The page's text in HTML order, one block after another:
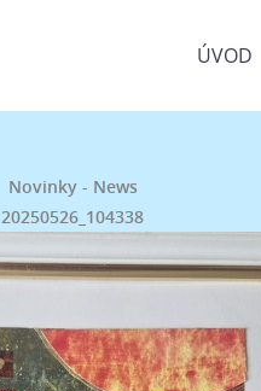
ÚVOD
Novinky - News
20250526_104338